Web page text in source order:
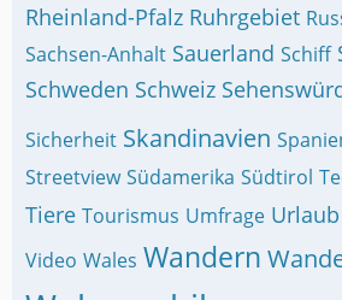
Rheinland-Pfalz Ruhrgebiet
Sachsen-Anhalt Sauerland Schiff
Schweden Schweiz
Sicherheit Skandinavien
Streetview Südamerika Südtirol
Tiere Tourismus Umfrage Urlaub
Video Wales Wandern